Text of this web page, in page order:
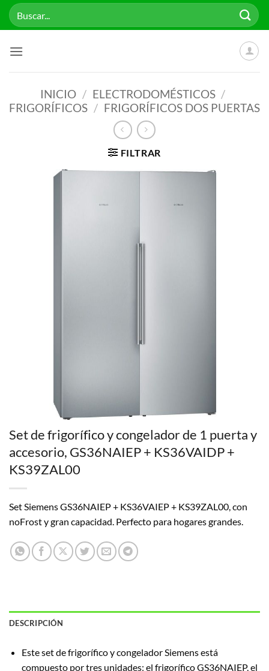
Saltar
Buscar
por:
INICIO / ELECTRODOMÉSTICOS /
FRIGORÍFICOS / FRIGORÍFICOS DOS PUERTAS
FILTRAR
Set de frigorífico y congelador de 1 puerta y
accesorio, GS36NAIEP + KS36VAIDP +
KS39ZAL00
Set Siemens GS36NAIEP + KS36VAIEP + KS39ZAL00, con
noFrost y gran capacidad. Perfecto para hogares grandes.
DESCRIPCIÓN
Este set de frigorífico y congelador Siemens está
compuesto por tres unidades: el frigorífico GS36NAIEP, el